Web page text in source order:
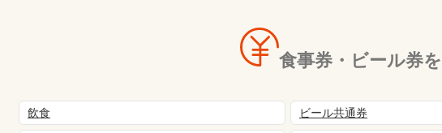
食事券・ビール券
飲食 ビール共通券